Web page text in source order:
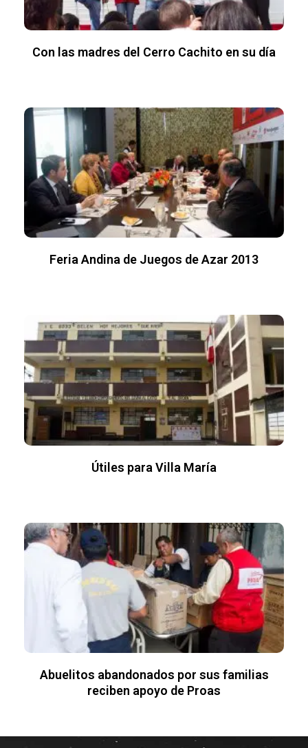
Con las madres del Cerro Cachito en su día
Feria Andina de Juegos de Azar 2013
Útiles para Villa María
Abuelitos abandonados por sus familias
reciben apoyo de Proas